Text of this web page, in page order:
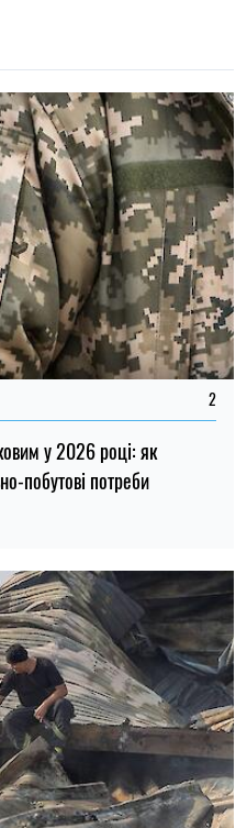
2
у 2026 році: як
побутові потреби